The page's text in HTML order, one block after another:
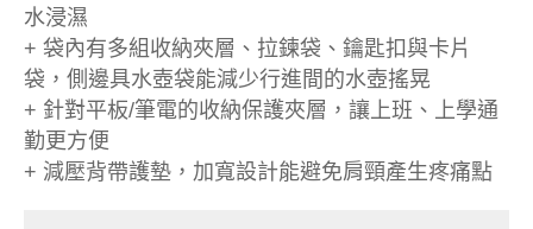
水浸濕
+ 袋內有多組收納夾層、拉鍊袋、鑰匙扣與卡片
袋，側邊具水壺袋能減少行進間的水壺搖晃
+ 針對平板/筆電的收納保護夾層，讓上班、上學通
勤更方便
+ 減壓背帶護墊，加寬設計能避免肩頸產生疼痛點